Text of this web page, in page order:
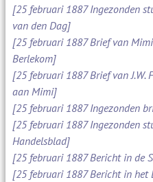
[25 februari 1887 Ingezonden
van den Dag]
[25 februari 1887 Brief van
Berlekom]
[25 februari 1887 Brief van J.W.
aan Mimi]
[25 februari 1887 Ingezonden
[25 februari 1887 Ingezonden
Handelsblad]
[25 februari 1887 Bericht in de
[25 februari 1887 Bericht in het